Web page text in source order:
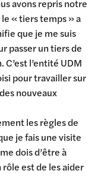
avons repris notre
« tiers temps » a
que je me suis
passer un tiers de
l’entité UDM
pour travailler sur
nouveaux
les règles de
je fais une visite
dois d’être à
est de les aider